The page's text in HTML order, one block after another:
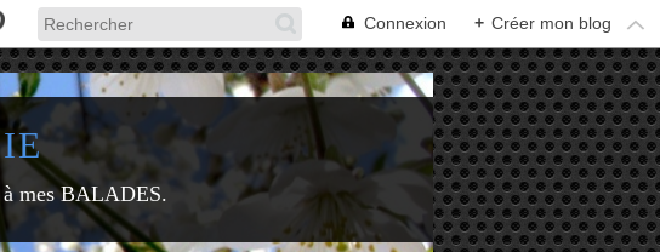
Connexion + Créer mon blog
mes BALADES.